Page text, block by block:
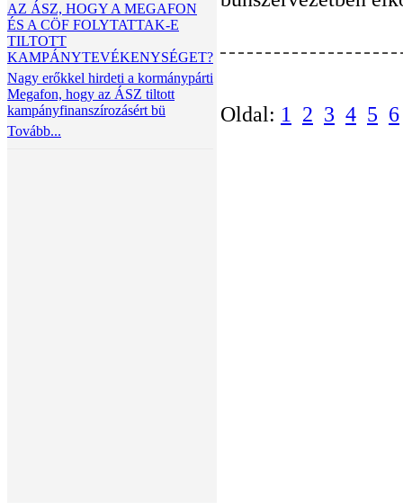
AZ ÁSZ, HOGY A MEGAFON
ÉS A CÖF FOLYTATTAK-E
TILTOTT
KAMPÁNYTEVÉKENYSÉGET?
Nagy erőkkel hirdeti a kormánypárti
Megafon, hogy az ÁSZ tiltott
kampányfinanszírozásért bü
Tovább...
Oldal: 1 2 3 4 5 6